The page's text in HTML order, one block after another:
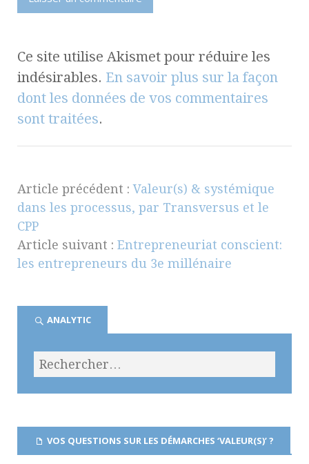
Ce site utilise Akismet pour réduire les
indésirables. En savoir plus sur la façon
dont les données de vos commentaires
sont traitées.
Article précédent :Valeur(s) & systémique
dans les processus, par Transversus et le
CPP
Article suivant : Entrepreneuriat conscient:
les entrepreneurs du 3e millénaire
ANALYTIC
VOS QUESTIONS SUR LES DÉMARCHES ‘VALEUR(S)’ ?